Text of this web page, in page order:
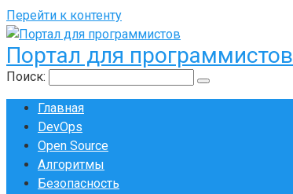
Перейти к контенту
Портал для программистов
Поиск:
Главная
DevOps
Open Source
Алгоритмы
Безопасность